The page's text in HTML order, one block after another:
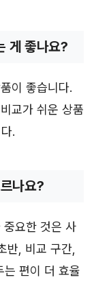
게 좋나요?
이 좋습니다.
교가 쉬운 상품
.
나요?
중요한 것은 사
반, 비교 구간,
는 편이 더 효율